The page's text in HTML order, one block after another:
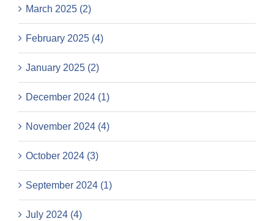
March 2025 (2)
February 2025 (4)
January 2025 (2)
December 2024 (1)
November 2024 (4)
October 2024 (3)
September 2024 (1)
July 2024 (4)